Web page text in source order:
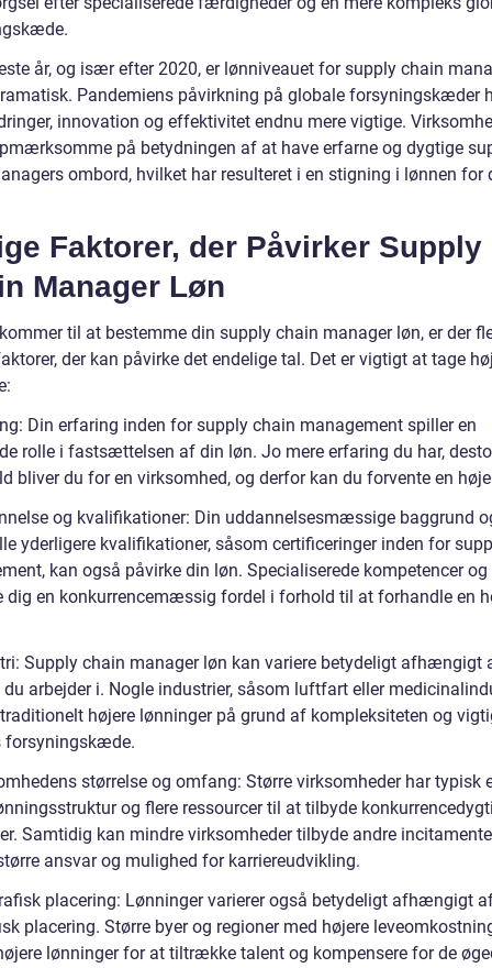
år, og især efter 2020, er lønniveauet for supply chain
Pandemiens påvirkning på globale forsyningskæder
innovation og effektivitet endnu mere vigtige.
på betydningen af at have erfarne og dygtige
ombord, hvilket har resulteret i en stigning i lønnen for
Faktorer, der Påvirker Supply
Manager Løn
til at bestemme din supply chain manager løn, er der
der kan påvirke det endelige tal. Det er vigtigt at tage
Din erfaring inden for supply chain management spiller en
rolle i fastsættelsen af din løn. Jo mere erfaring du har,
bliver du for en virksomhed, og derfor kan du forvente en
og kvalifikationer: Din uddannelsesmæssige baggrund
yderligere kvalifikationer, såsom certificeringer inden for
kan også påvirke din løn. Specialiserede kompetencer og
dig en konkurrencemæssig fordel i forhold til at forhandle en
Supply chain manager løn kan variere betydeligt afhængigt
arbejder i. Nogle industrier, såsom luftfart eller
højere lønninger på grund af kompleksiteten og
forsyningskæde.
størrelse og omfang: Større virksomheder har typisk
og flere ressourcer til at tilbyde
Samtidig kan mindre virksomheder tilbyde andre
ansvar og mulighed for karriereudvikling.
placering: Lønninger varierer også betydeligt afhængigt
placering. Større byer og regioner med højere
lønninger for at tiltrække talent og kompensere for de